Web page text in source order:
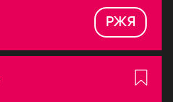
РЖЯ